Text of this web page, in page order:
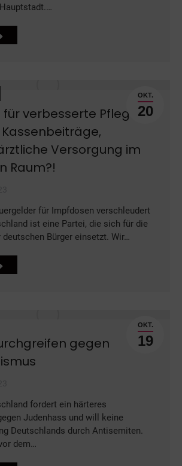
OKT.
20
für verbesserte Pflege,
Versorgung im
Raum?!
für Impfdosen verschleudert
ist eine Partei, die sich für die
deutschen Bürger einsetzt. Wir…
OKT.
19
gegen
fordert ein härteres
Judenhass und will keine
Deutschlands durch Antisemiten.
dem…